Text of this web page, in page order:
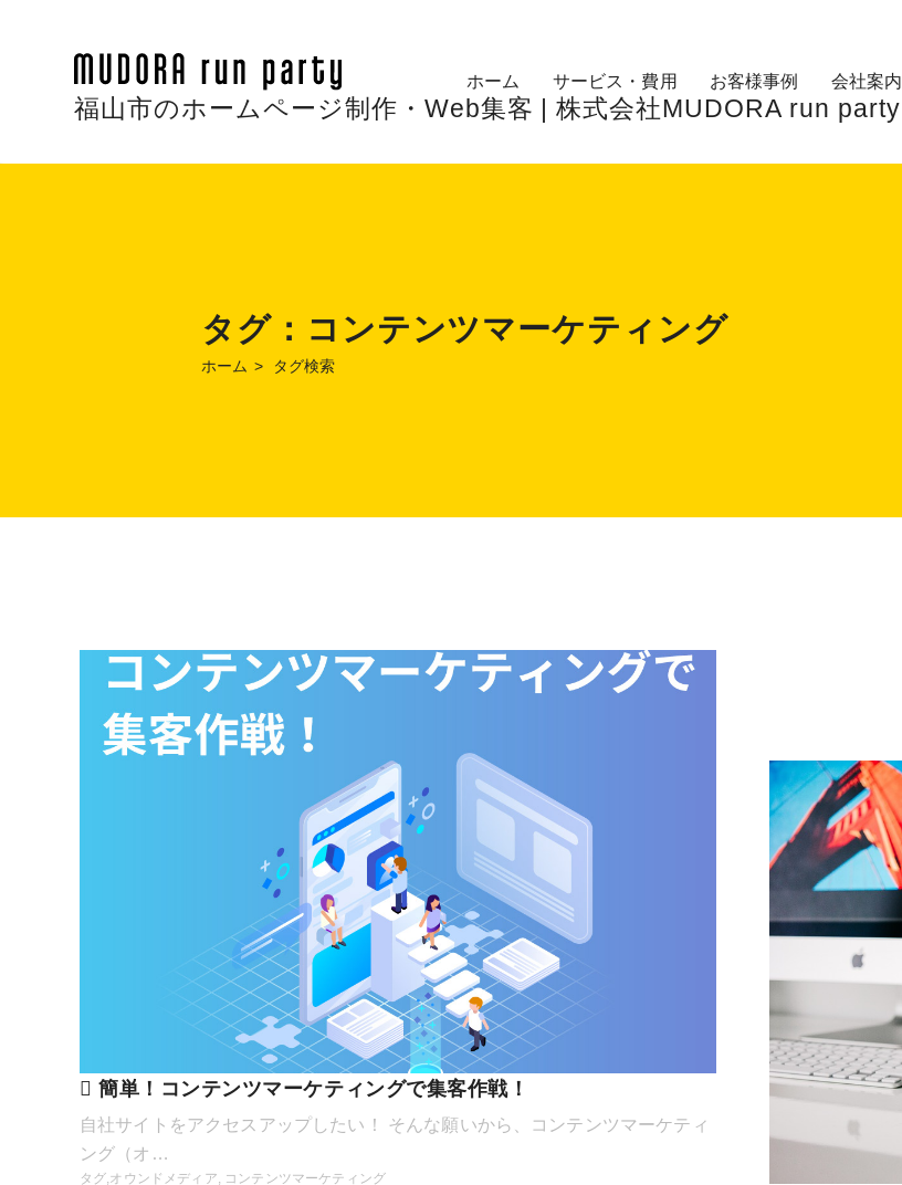
福山市のホームページ制作・Web集客 | 株式会社MUDORA run party
ホーム サービス・費用 お客様事例 会社案内
タグ： コンテンツマーケティング
ホーム タグ検索
簡単！コンテンツマーケティングで集客作戦！
自社サイトをアクセスアップしたい！ そんな願いから、コンテンツマーケティ
ング（オ…
タグ,オウンドメディア, コンテンツマーケティング